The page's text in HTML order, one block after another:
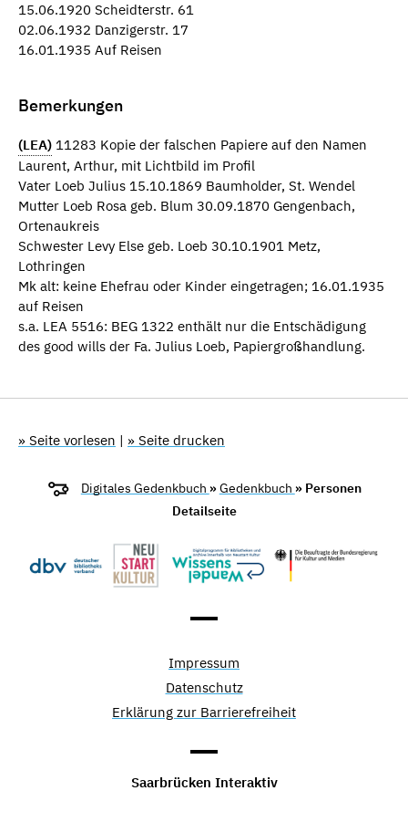
15.06.1920 Scheidterstr. 61
02.06.1932 Danzigerstr. 17
16.01.1935 Auf Reisen
Bemerkungen
(LEA) 11283 Kopie der falschen Papiere auf den Namen
Laurent, Arthur, mit Lichtbild im Profil
Vater Loeb Julius 15.10.1869 Baumholder, St. Wendel
Mutter Loeb Rosa geb. Blum 30.09.1870 Gengenbach,
Ortenaukreis
Schwester Levy Else geb. Loeb 30.10.1901 Metz,
Lothringen
Mk alt: keine Ehefrau oder Kinder eingetragen; 16.01.1935
auf Reisen
s.a. LEA 5516: BEG 1322 enthält nur die Entschädigung
des good wills der Fa. Julius Loeb, Papiergroßhandlung.
» Seite vorlesen | » Seite drucken
Digitales Gedenkbuch »Gedenkbuch » Personen
Detailseite
Impressum
Datenschutz
Erklärung zur Barrierefreiheit
Saarbrücken Interaktiv